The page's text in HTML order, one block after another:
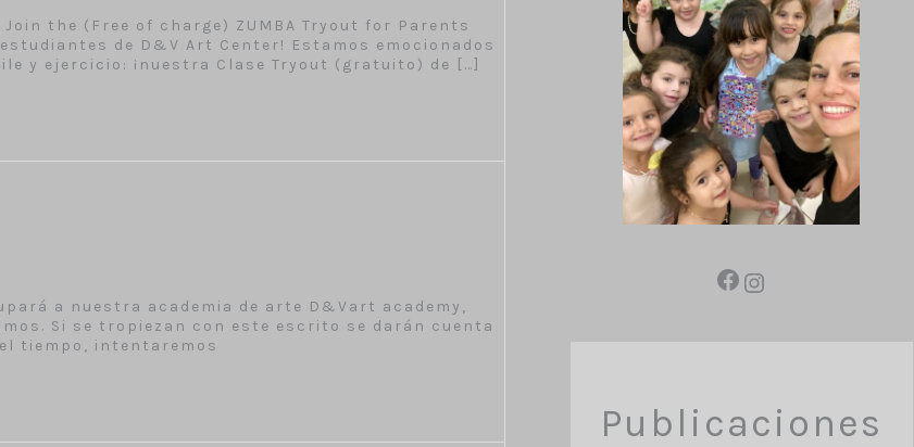
the (Free of charge) ZUMBA Tryout for Parents
de D&V Art Center! Estamos emocionados
y ejercicio: ¡nuestra Clase Tryout (gratuito) de […]
a nuestra academia de arte D&Vart academy,
Si se tropiezan con este escrito se darán cuenta
tiempo, intentaremos
Publicaciones